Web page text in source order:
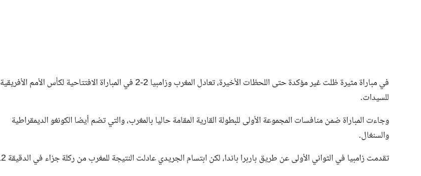
في مباراة مثيرة ظلت غير مؤكدة حتى اللحظات الأخيرة، تعادل المغرب وزامبيا 2-2 في المباراة الافتتاحية لكأس الأمم الأفريقية
للسيدات.
وجاءت المباراة ضمن منافسات المجموعة الأولى للبطولة القارية المقامة حاليا بالمغرب، والتي تضم أيضا الكونغو الديمقراطية
والسنغال.
تقدمت زامبيا في الثواني الأولى عن طريق باربرا باندا، لكن ابتسام الجريدي عادلت النتيجة للمغرب من ركلة جزاء في الدقيقة 12.